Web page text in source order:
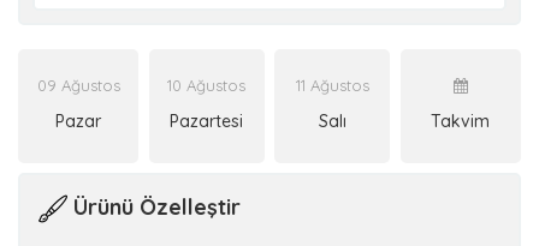
09 Ağustos
Pazar
10 Ağustos
Pazartesi
11 Ağustos
Salı Takvim
Ürünü Özelleştir